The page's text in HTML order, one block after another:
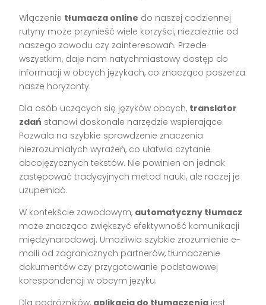
Włączenie tłumacza online do naszej codziennej
rutyny może przynieść wiele korzyści, niezależnie od
naszego zawodu czy zainteresowań. Przede
wszystkim, daje nam natychmiastowy dostęp do
informacji w obcych językach, co znacząco poszerza
nasze horyzonty.
Dla osób uczących się języków obcych, translator
zdań stanowi doskonałe narzędzie wspierające.
Pozwala na szybkie sprawdzenie znaczenia
niezrozumiałych wyrażeń, co ułatwia czytanie
obcojęzycznych tekstów. Nie powinien on jednak
zastępować tradycyjnych metod nauki, ale raczej je
uzupełniać.
W kontekście zawodowym, automatyczny tłumacz
może znacząco zwiększyć efektywność komunikacji
międzynarodowej. Umożliwia szybkie zrozumienie e-
maili od zagranicznych partnerów, tłumaczenie
dokumentów czy przygotowanie podstawowej
korespondencji w obcym języku.
Dla podróżników, aplikacja do tłumaczenia jest